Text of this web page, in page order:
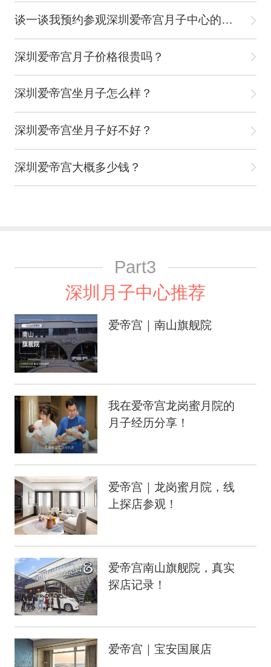
谈一谈我预约参观深圳爱帝宫月子中心的真实经历
深圳爱帝宫月子价格很贵吗？
深圳爱帝宫坐月子怎么样？
深圳爱帝宫坐月子好不好？
深圳爱帝宫大概多少钱？
Part3
深圳月子中心推荐
爱帝宫｜南山旗舰院
我在爱帝宫龙岗蜜月院的
月子经历分享！
爱帝宫｜龙岗蜜月院，线
上探店参观！
爱帝宫南山旗舰院，真实
探店记录！
爱帝宫｜宝安国展店